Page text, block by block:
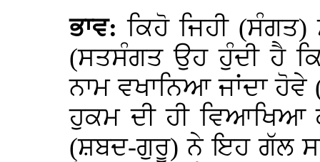
ਭਾਵ:ਕਿਹੋ ਜਿਹੀ
(ਸਤਸੰਗਤ ਉਹ ਹੁੰਦੀ ਹੈ
ਨਾਮ ਵਖਾਨਿਆ ਜਾਂਦਾ
ਹੁਕਮ ਦੀ ਹੀ ਵਿਆਖਿਆ
(ਸ਼ਬਦ-ਗੁਰੂ) ਨੇ ਇਹ ਗੱਲ